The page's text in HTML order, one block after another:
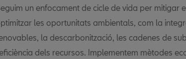
un enfocament de cicle de vida per mitigar
les oportunitats ambientals, com la
la descarbonització, les cadenes de
dels recursos. Implementem mètodes